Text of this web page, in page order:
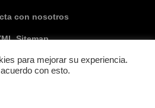
con nosotros
Sitemap
MEDIA
para mejorar su experiencia.
con esto.